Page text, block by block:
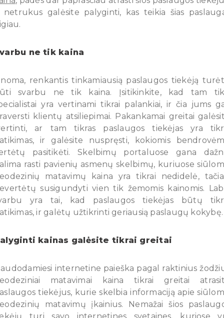
netrukus galėsite palyginti, kas teikia šias
ne tik kaina
renkantis tinkamiausią paslaugos tiekėją
svarbu ne tik kaina. Įsitikinkite, kad tam
yra vertinami tikrai palankiai, ir čia jums
klientų atsiliepimai. Pakankamai greitai
ar tam tikras paslaugos tiekėjas yra
ir galėsite nuspręsti, kokiomis
pasitikėti. Skelbimų portaluose gana
rasti pavienių asmenų skelbimų, kuriuose
matavimų kaina yra tikrai nedidelė,
susigundyti vien tik žemomis kainomis.
yra tai, kad paslaugos tiekėjas būtų
ir galėtų užtikrinti geriausią paslaugų kokybę.
kainas galėsite tikrai greitai
internetine paieška pagal raktinius
matavimai kaina tikrai greitai
tiekėjus, kurie skelbia informaciją apie
matavimų įkainius. Nemažai šios